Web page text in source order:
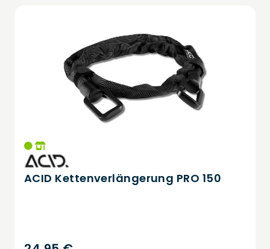
ACID Kettenverlängerung PRO 150